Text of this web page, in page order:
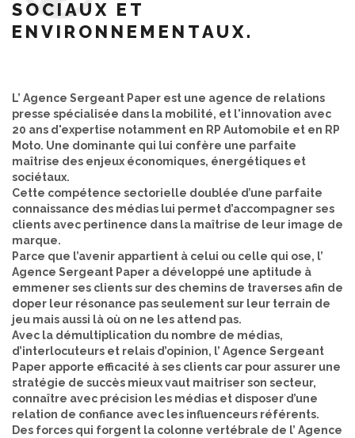
SOCIAUX ET
ENVIRONNEMENTAUX.
L’ Agence Sergeant Paper est une agence de relations
presse spécialisée dans la mobilité, et l'innovation avec
20 ans d'expertise notamment en RP Automobile et en RP
Moto. Une dominante qui lui confère une parfaite
maîtrise des enjeux économiques, énergétiques et
sociétaux.
Cette compétence sectorielle doublée d’une parfaite
connaissance des médias lui permet d’accompagner ses
clients avec pertinence dans la maîtrise de leur image de
marque.
Parce que l’avenir appartient à celui ou celle qui ose, l’
Agence Sergeant Paper a développé une aptitude à
emmener ses clients sur des chemins de traverses afin de
doper leur résonance pas seulement sur leur terrain de
jeu mais aussi là où on ne les attend pas.
Avec la démultiplication du nombre de médias,
d’interlocuteurs et relais d’opinion, l’ Agence Sergeant
Paper apporte efficacité à ses clients car pour assurer une
stratégie de succès mieux vaut maitriser son secteur,
connaître avec précision les médias et disposer d’une
relation de confiance avec les influenceurs référents.
Des forces qui forgent la colonne vertébrale de l’ Agence